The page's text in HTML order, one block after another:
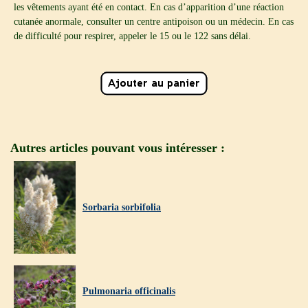
les vêtements ayant été en contact. En cas d’apparition d’une réaction
cutanée anormale, consulter un centre antipoison ou un médecin. En cas
de difficulté pour respirer, appeler le 15 ou le 122 sans délai.
Autres articles pouvant vous intéresser :
Sorbaria sorbifolia
Pulmonaria officinalis